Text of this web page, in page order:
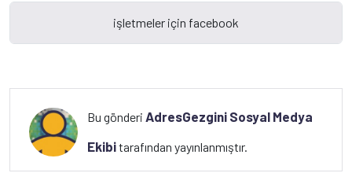
Bu gönderiAdresGezgini Sosyal Medya
Ekibitarafından yayınlanmıştır.